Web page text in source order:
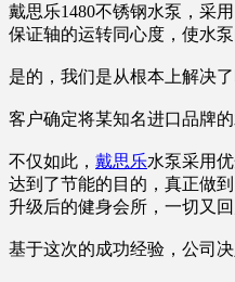
戴思乐1480不锈钢水泵，采
保证轴的运转同心度，使水
是的，我们是从根本上解决了
客户确定将某知名进口品牌
不仅如此， 戴思乐水泵采用
达到了节能的目的，真正做到
升级后的健身会所，一切又
基于这次的成功经验，公司